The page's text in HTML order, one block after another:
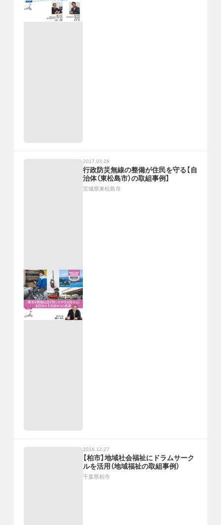
2017.03.28
行政防災無線の整備が住民を守る【自
治体（東松島市）の取組事例】
宮城県東松島市
2016.12.27
【柏市】地域社会福祉にドラムサーク
ルを活用（地域福祉の取組事例）
千葉県柏市